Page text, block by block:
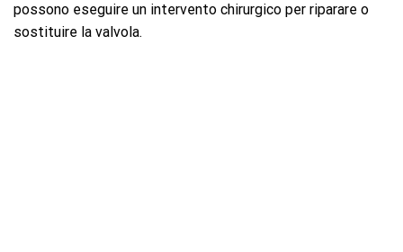
possono eseguire un intervento chirurgico per riparare o
sostituire la valvola.